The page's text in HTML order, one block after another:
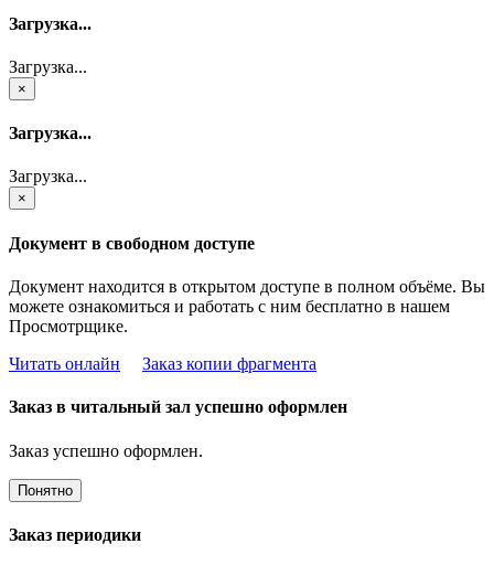
Загрузка...
Загрузка...
×
Загрузка...
Загрузка...
×
Документ в свободном доступе
Документ находится в открытом доступе в полном объёме. Вы
можете ознакомиться и работать с ним бесплатно в нашем
Просмотрщике.
Читать онлайн
Заказ копии фрагмента
Заказ в читальный зал успешно оформлен
Заказ успешно оформлен.
Понятно
Заказ периодики